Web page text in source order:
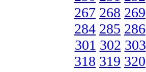
267 268 269
284 285 286
301 302 303
318 319 320